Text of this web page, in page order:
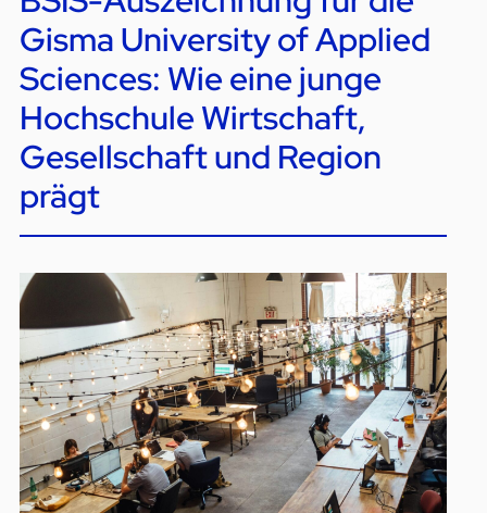
Gisma University of Applied
Sciences: Wie eine junge
Hochschule Wirtschaft,
Gesellschaft und Region
prägt